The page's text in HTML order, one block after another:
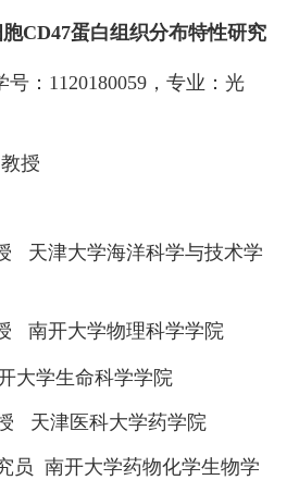
CD47蛋白组织分布特性研究
： 1120180059 ，专业：光
教授
天津大学海洋科学与技术学
南开大学物理科学学院
大学生命科学学院
天津医科大学药学院
员 南开大学药物化学生物学